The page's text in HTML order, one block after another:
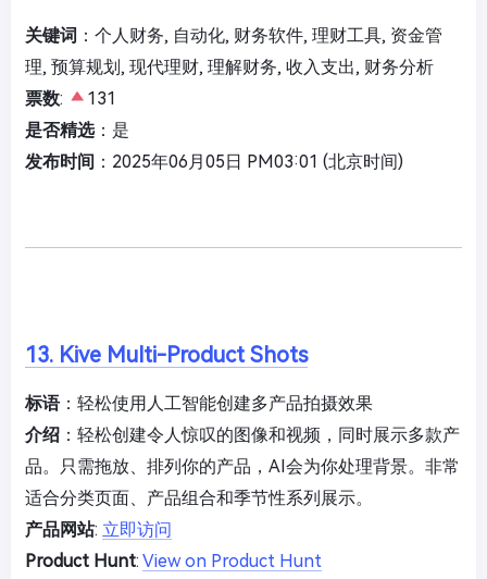
关键词 ：个人财务, 自动化, 财务软件, 理财工具, 资金管
理, 预算规划, 现代理财, 理解财务, 收入支出, 财务分析
票数:
131
是否精选：是
发布时间 ：2025年06月05日 PM03:01 (北京时间)
13. Kive Multi-Product Shots
标语：轻松使用人工智能创建多产品拍摄效果
介绍 ：轻松创建令人惊叹的图像和视频，同时展示多款产
品。只需拖放、排列你的产品，AI会为你处理背景。非常
适合分类页面、产品组合和季节性系列展示。
产品网站: 立即访问
Product Hunt: View on Product Hunt